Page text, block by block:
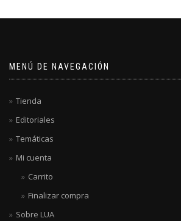
MENÚ DE NAVEGACIÓN
Tienda
Editoriales
Temáticas
Mi cuenta
Carrito
Finalizar compra
Sobre LUA